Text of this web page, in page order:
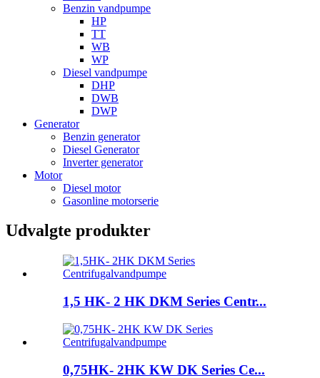
Benzin vandpumpe
HP
TT
WB
WP
Diesel vandpumpe
DHP
DWB
DWP
Generator
Benzin generator
Diesel Generator
Inverter generator
Motor
Diesel motor
Gasonline motorserie
Udvalgte produkter
1,5 HK- 2 HK DKM Series Centr...
0,75HK- 2HK KW DK Series Ce...